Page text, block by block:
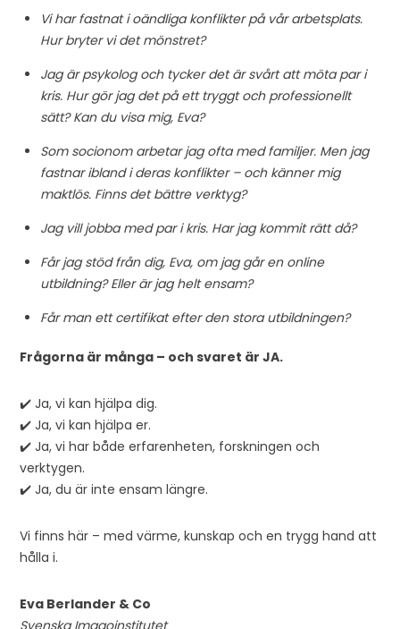
Vi har fastnat i oändliga konflikter på vår arbetsplats.
Hur bryter vi det mönstret?
Jag är psykolog och tycker det är svårt att möta par i
kris. Hur gör jag det på ett tryggt och professionellt
sätt? Kan du visa mig, Eva?
Som socionom arbetar jag ofta med familjer. Men jag
fastnar ibland i deras konflikter – och känner mig
maktlös. Finns det bättre verktyg?
Jag vill jobba med par i kris. Har jag kommit rätt då?
Får jag stöd från dig, Eva, om jag går en online
utbildning? Eller är jag helt ensam?
Får man ett certifikat efter den stora utbildningen?
Frågorna är många – och svaret är JA.
✔️ Ja, vi kan hjälpa dig.
✔️ Ja, vi kan hjälpa er.
✔️ Ja, vi har både erfarenheten, forskningen och
verktygen.
✔️ Ja, du är inte ensam längre.
Vi finns här – med värme, kunskap och en trygg hand att
hålla i.
Eva Berlander & Co